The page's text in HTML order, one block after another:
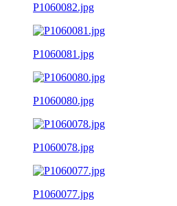
P1060082.jpg
P1060081.jpg
P1060080.jpg
P1060078.jpg
P1060077.jpg